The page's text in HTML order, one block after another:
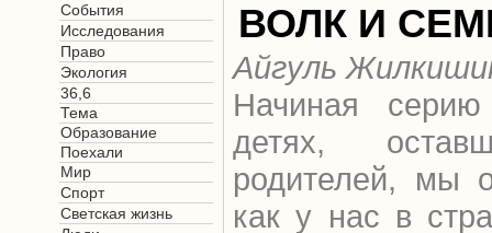
События
Исследования
Право
Экология
36,6
Тема
Образование
Поехали
Мир
Спорт
Светская жизнь
ВОЛК И
Айгуль
Начиная серию
детях,
родителей, мы
как у нас в